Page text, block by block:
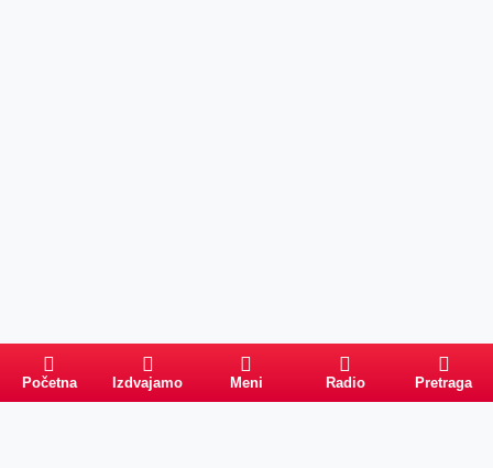
Početna Izdvajamo Meni Radio Pretraga